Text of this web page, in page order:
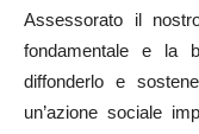
Assessorato il
fondamentale e la
diffonderlo e
un’azione sociale